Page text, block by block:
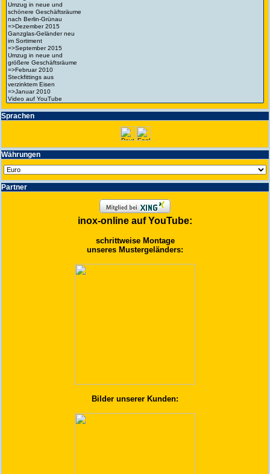
Spra­chen
Wäh­run­gen
Partner
inox-online auf YouTube:
schrittweise Montage
unseres Mustergeländers:
Bilder unserer Kunden: